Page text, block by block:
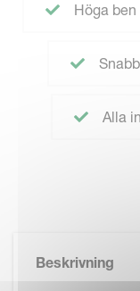
Höga
Alla
Beskrivning